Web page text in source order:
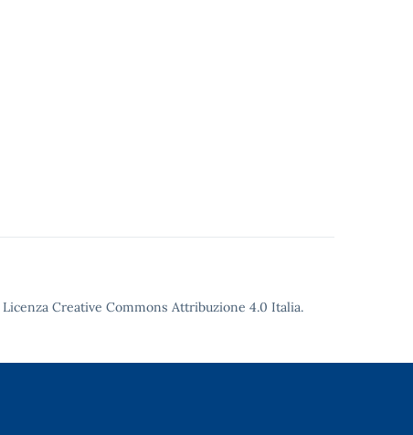
Licenza Creative Commons Attribuzione 4.0 Italia.